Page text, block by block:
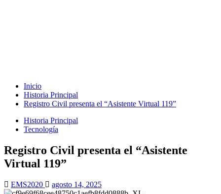
Inicio
Historia Principal
Registro Civil presenta el “Asistente Virtual 119”
Historia Principal
Tecnología
Registro Civil presenta el “Asistente
Virtual 119”
EMS2020 agosto 14, 2025